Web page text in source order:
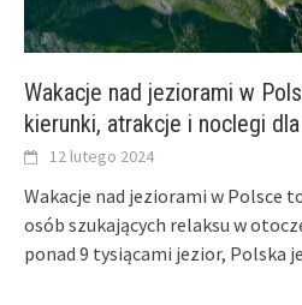
Wakacje nad jeziorami w
kierunki, atrakcje i noclegi
12 lutego 2024
Wakacje nad jeziorami w Polsce
osób szukających relaksu w
ponad 9 tysiącami jezior, Polska